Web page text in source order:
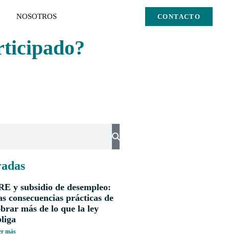
NOSOTROS CONTACTO
y subsidio de desempleo:
consecuencias prácticas de
más de lo que la ley
más